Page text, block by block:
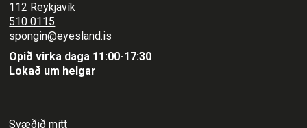
112 Reykjavík
510 0115
spongin@eyesland.is
Opið virka daga 11:00-17:30
Lokað um helgar
Svæðið mitt